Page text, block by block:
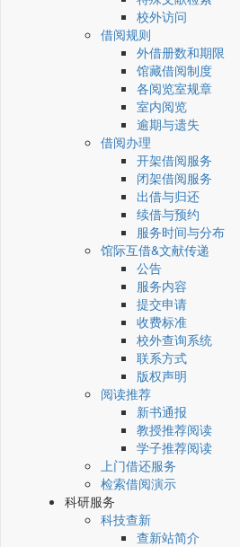
校外访问
借阅规则
外借册数和期限
馆藏借阅制度
各阅览室规章
室内阅览
逾期与遗失
借阅办理
开架借阅服务
闭架借阅服务
出借与归还
续借与预约
服务时间与分布
馆际互借&文献传递
公告
服务内容
提交申请
收费标准
校外查询系统
联系方式
版权声明
阅读推荐
新书通报
教授推荐阅读
学子推荐阅读
上门借还服务
检索借阅演示
科研服务
科技查新
查新站简介